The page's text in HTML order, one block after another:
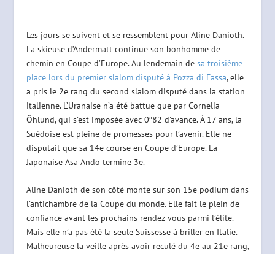
Les jours se suivent et se ressemblent pour Aline Danioth.
La skieuse d’Andermatt continue son bonhomme de
chemin en Coupe d’Europe. Au lendemain de sa troisième
place lors du premier slalom disputé à Pozza di Fassa, elle
a pris le 2e rang du second slalom disputé dans la station
italienne. L’Uranaise n’a été battue que par Cornelia
Öhlund, qui s’est imposée avec 0″82 d’avance. À 17 ans, la
Suédoise est pleine de promesses pour l’avenir. Elle ne
disputait que sa 14e course en Coupe d’Europe. La
Japonaise Asa Ando termine 3e.
Aline Danioth de son côté monte sur son 15e podium dans
l’antichambre de la Coupe du monde. Elle fait le plein de
confiance avant les prochains rendez-vous parmi l’élite.
Mais elle n’a pas été la seule Suissesse à briller en Italie.
Malheureuse la veille après avoir reculé du 4e au 21e rang,